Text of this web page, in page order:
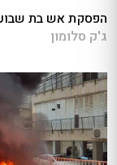
הפסקת אש בת
ג'ק סלומון